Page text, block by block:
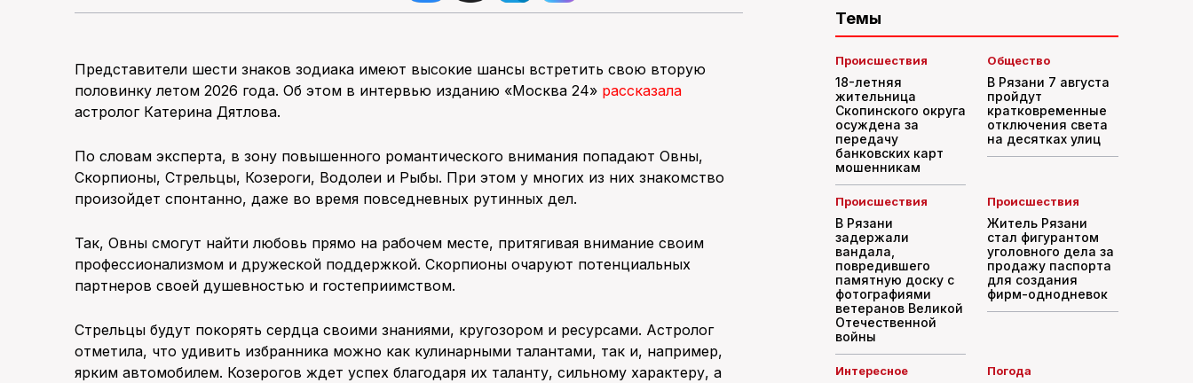
Представители шести знаков зодиака имеют высокие шансы встретить свою вторую
половинку летом 2026 года. Об этом в интервью изданию «Москва 24» рассказала
астролог Катерина Дятлова.
По словам эксперта, в зону повышенного романтического внимания попадают Овны,
Скорпионы, Стрельцы, Козероги, Водолеи и Рыбы. При этом у многих из них знакомство
произойдет спонтанно, даже во время повседневных рутинных дел.
Так, Овны смогут найти любовь прямо на рабочем месте, притягивая внимание своим
профессионализмом и дружеской поддержкой. Скорпионы очаруют потенциальных
партнеров своей душевностью и гостеприимством.
Стрельцы будут покорять сердца своими знаниями, кругозором и ресурсами. Астролог
отметила, что удивить избранника можно как кулинарными талантами, так и, например,
ярким автомобилем. Козерогов ждет успех благодаря их таланту, сильному характеру, а
Темы
Происшествия
18-летняя
жительница
Скопинского округа
осуждена за
передачу
банковских карт
мошенникам
Общество
В Рязани 7 августа
пройдут
кратковременные
отключения света
на десятках улиц
Происшествия
В Рязани
задержали
вандала,
повредившего
памятную доску с
фотографиями
ветеранов Великой
Отечественной
войны
Происшествия
Житель Рязани
стал фигурантом
уголовного дела за
продажу паспорта
для создания
фирм-однодневок
Интересное Погода